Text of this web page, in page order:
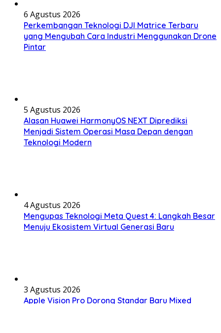
6 Agustus 2026
Perkembangan Teknologi DJI Matrice Terbaru
yang Mengubah Cara Industri Menggunakan Drone
Pintar
5 Agustus 2026
Alasan Huawei HarmonyOS NEXT Diprediksi
Menjadi Sistem Operasi Masa Depan dengan
Teknologi Modern
4 Agustus 2026
Mengupas Teknologi Meta Quest 4: Langkah Besar
Menuju Ekosistem Virtual Generasi Baru
3 Agustus 2026
Apple Vision Pro Dorong Standar Baru Mixed